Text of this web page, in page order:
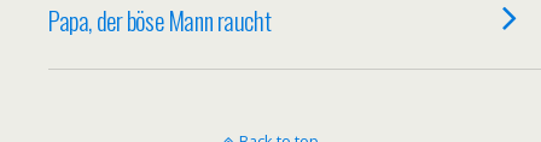
Papa, der böse Mann raucht